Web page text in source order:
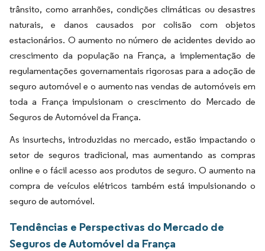
trânsito, como arranhões, condições climáticas ou desastres
naturais, e danos causados por colisão com objetos
estacionários. O aumento no número de acidentes devido ao
crescimento da população na França, a implementação de
regulamentações governamentais rigorosas para a adoção de
seguro automóvel e o aumento nas vendas de automóveis em
toda a França impulsionam o crescimento do Mercado de
Seguros de Automóvel da França.
As insurtechs, introduzidas no mercado, estão impactando o
setor de seguros tradicional, mas aumentando as compras
online e o fácil acesso aos produtos de seguro. O aumento na
compra de veículos elétricos também está impulsionando o
seguro de automóvel.
Tendências e Perspectivas do Mercado de
Seguros de Automóvel da França